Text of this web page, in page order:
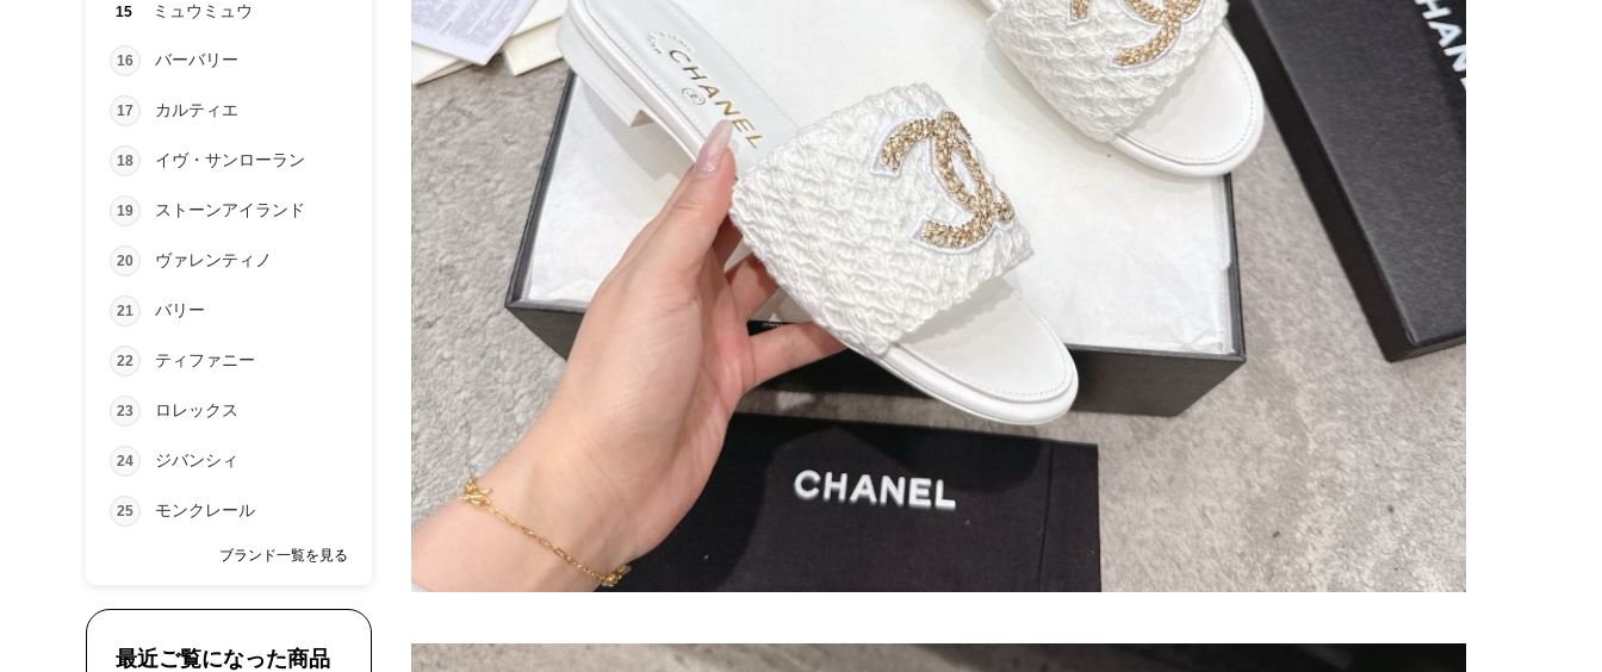
15 ミュウミュウ
16 バーバリー
17 カルティエ
18 イヴ・サンローラン
19 ストーンアイランド
20 ヴァレンティノ
21 バリー
22 ティファニー
23 ロレックス
24 ジバンシィ
25 モンクレール
ブランド一覧を見る
最近ご覧になった商品